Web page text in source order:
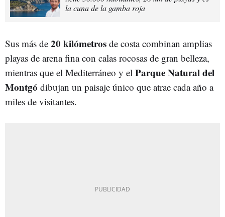
la cuna de la gamba roja
Sus más de 20 kilómetros de costa combinan amplias
playas de arena fina con calas rocosas de gran belleza,
mientras que el Mediterráneo y el Parque Natural del
Montgó dibujan un paisaje único que atrae cada año a
miles de visitantes.